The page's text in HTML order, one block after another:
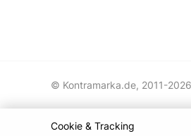
© Kontramarka.de, 2011-2026
Cookie & Tracking